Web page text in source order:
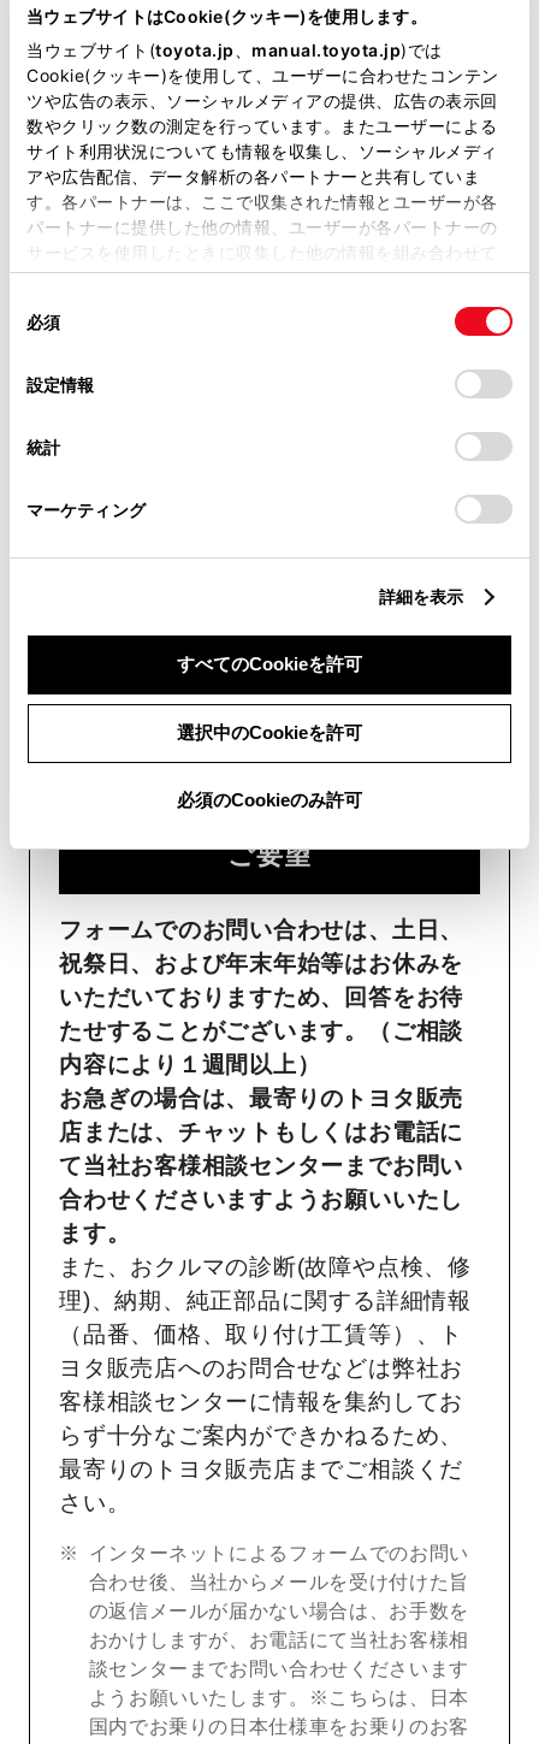
当ウェブサイトはCookie(クッキー)を使用します。
当ウェブサイト(toyota.jp manual.toyota.jp)では
Cookie(クッキー)を使用して、ユーザーに合わせたコンテン
ツや広告の表示、ソーシャルメディアの提供、広告の表示回
数やクリック数の測定を行っています。またユーザーによる
サイト利用状況についても情報を収集し、ソーシャルメディ
アや広告配信、データ解析の各パートナーと共有していま
す。各パートナーは、ここで収集された情報とユーザーが各
パートナーに提供した他の情報、ユーザーが各パートナーの
サービスを使用したときに収集した他の情報を組み合わせて
使用することがあります。当ウェブサイトの使用を続行する
デバイスにすべてのCookie(クッキー)が保存されることに同
意したことになります。Cookie(クッキー)のオプトアウト、
設定の変更、同意を撤回したりするにあたっては、当社の
「Cookie（クッキー）情報の取り扱いについて
」をご覧くだ
必須
設定情報
統計
マーケティング
詳細を表示
すべてのCookieを許可
選択中のCookieを許可
必須のCookieのみ許可
チャットでお問い合わせ
受付：10:00～18:00
（長期連休などの当社指定日を除く）
チャットでのお問い合わせはお待たせ
フォームでお問い合わせ
受付：24時間受付
マ・その他のお問い合わせ・
ご要望​
フォームでのお問い合わせは、土日、
祝祭日、および年末年始等はお休みを
いただいておりますため、回答をお待
たせすることがございます。（ご相談
内容により１週間以上）
お急ぎの場合は、最寄りのトヨタ販売
店または、チャットもしくはお電話に
て当社お客様相談センターまでお問い
合わせくださいますようお願いいたし
ます。
また、おクルマの診断(故障や点検、修
理)、納期、純正部品に関する詳細情報
（品番、価格、取り付け工賃等）、ト
ヨタ販売店へのお問合せなどは弊社お
客様相談センターに情報を集約してお
らず十分なご案内ができかねるため、
最寄りのトヨタ販売店までご相談くだ
さい。
インターネットによるフォームでのお問い
合わせ後、当社からメールを受け付けた旨
の返信メールが届かない場合は、お手数を
おかけしますが、お電話にて当社お客様相
談センターまでお問い合わせくださいます
ようお願いいたします。※こちらは、日本
国内でお乗りの日本仕様車をお乗りのお客